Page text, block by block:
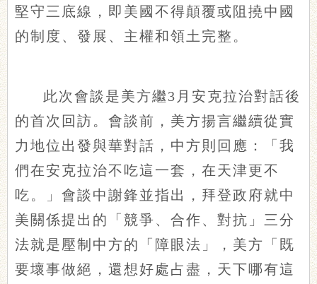
堅守三底線，即美國不得顛覆或阻撓中國
的制度、發展、主權和領土完整。
此次會談是美方繼3月安克拉治對話後
的首次回訪。會談前，美方揚言繼續從實
力地位出發與華對話，中方則回應：「我
們在安克拉治不吃這一套，在天津更不
吃。」會談中謝鋒並指出，拜登政府就中
美關係提出的「競爭、合作、對抗」三分
法就是壓制中方的「障眼法」，美方「既
要壞事做絕，還想好處占盡，天下哪有這